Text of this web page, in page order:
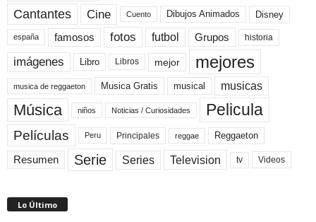
Cantantes Cine Cuento Dibujos Animados Disney
españa famosos fotos futbol Grupos historia
imágenes Libro Libros mejor mejores
musica de reggaeton Musica Gratis musical musicas
Música niños Noticias / Curiosidades Pelicula
Películas Peru Principales reggae Reggaeton
Resumen Serie Series Television tv Videos
Lo Último